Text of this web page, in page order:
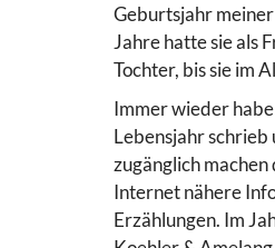
Geburtsjahr
Jahre hatte sie als
Tochter, bis sie im
Immer wieder
Lebensjahr
zugänglich
Internet nähere
Erzählungen. Im